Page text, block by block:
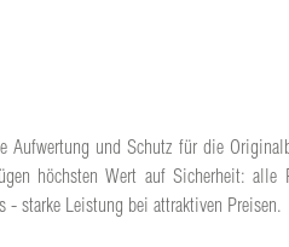
Aufwertung und Schutz für die
höchsten Wert auf Sicherheit:
- starke Leistung bei attraktiven Preisen.